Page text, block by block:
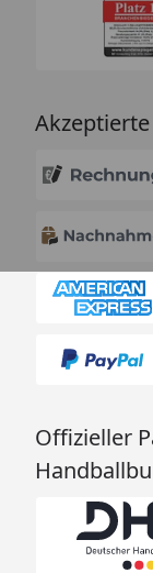
Offizieller